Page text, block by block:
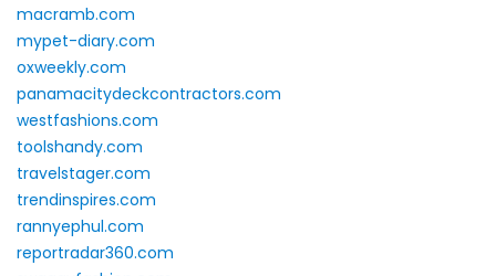
macramb.com
mypet-diary.com
oxweekly.com
panamacitydeckcontractors.com
westfashions.com
toolshandy.com
travelstager.com
trendinspires.com
rannyephul.com
reportradar360.com